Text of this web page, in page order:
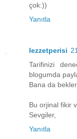
çok:))
Yanıtla
lezzetperisi
Tarifinizi
blogumda
Bana da
Bu orjinal fikir
Sevgiler,
Yanıtla